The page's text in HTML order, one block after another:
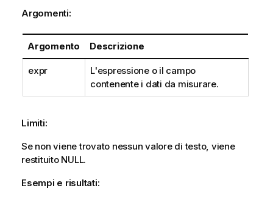
Argomenti:
Argomento Descrizione
expr
L'espressione o il campo
contenente i dati da misurare.
Limiti:
Se non viene trovato nessun valore di testo, viene
restituito NULL.
Esempi e risultati: